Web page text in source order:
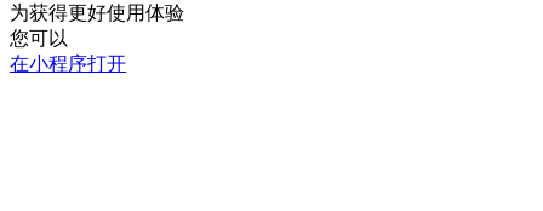
为获得更好使用体验
您可以
在小程序打开